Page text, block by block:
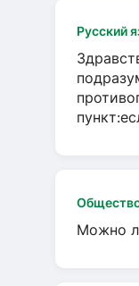
Русский
Можно